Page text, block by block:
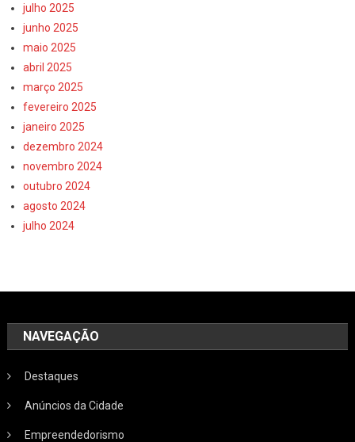
julho 2025
junho 2025
maio 2025
abril 2025
março 2025
fevereiro 2025
janeiro 2025
dezembro 2024
novembro 2024
outubro 2024
agosto 2024
julho 2024
NAVEGAÇÃO
Destaques
Anúncios da Cidade
Empreendedorismo